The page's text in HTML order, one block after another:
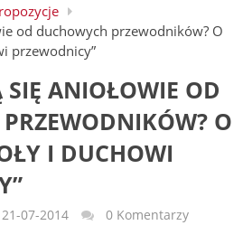
od duchowych przewodników? O
przewodnicy”
ANIOŁOWIE OD
O
I DUCHOWI
21-07-2014
0 Komentarzy